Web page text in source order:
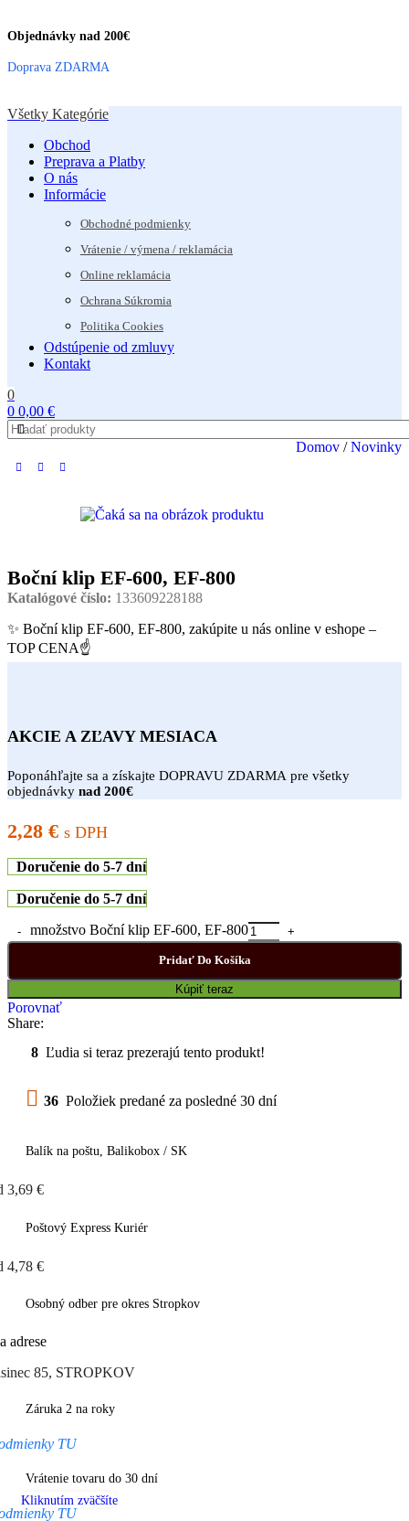
Objednávky nad 200€
Doprava ZDARMA
Všetky Kategórie
Obchod
Preprava a Platby
O nás
Informácie
Obchodné podmienky
Vrátenie / výmena / reklamácia
Online reklamácia
Ochrana Súkromia
Politika Cookies
Odstúpenie od zmluvy
Kontakt
0
0 0,00 €
Domov / Novinky
Kliknutím zväčšíte
Boční klip EF-600, EF-800
Katalógové číslo: 133609228188
✨ Boční klip EF-600, EF-800, zakúpite u nás online v eshope –
TOP CENA☝
AKCIE A ZĽAVY MESIACA
Poponáhľajte sa a získajte DOPRAVU ZDARMA pre všetky
objednávky nad 200€
2,28 € s DPH
Doručenie do 5-7 dní
Doručenie do 5-7 dní
množstvo Boční klip EF-600, EF-800
Pridať Do Košíka
Kúpiť teraz
Porovnať
Share:
8 Ľudia si teraz prezerajú tento produkt!
36 Položiek predané za posledné 30 dní
Balík na poštu, Balikobox / SK
3,69 €
Poštový Express Kuriér
4,78 €
Osobný odber pre okres Stropkov
adrese
85, STROPKOV
Záruka 2 na roky
TU
Vrátenie tovaru do 30 dní
TU